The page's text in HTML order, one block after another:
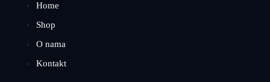
Home
Shop
O nama
Kontakt